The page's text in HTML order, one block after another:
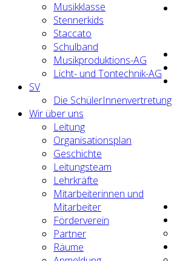
Musikklasse
Stennerkids
Staccato
Schulband
Musikproduktions-AG
Licht- und Tontechnik-AG
SV
Die SchülerInnenvertretung
Wir über uns
Leitung
Organisationsplan
Geschichte
Leitungsteam
Lehrkräfte
Mitarbeiterinnen und
Mitarbeiter
Förderverein
Partner
Räume